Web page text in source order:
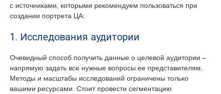
с источниками, которыми рекомендуем пользоваться при
создании портрета ЦА:
1. Исследования аудитории
Очевидный способ получить данные о целевой аудитории –
напрямую задать все нужные вопросы ее представителям.
Методы и масштабы исследований ограничены только
вашими ресурсами. Стоит провести сегментацию